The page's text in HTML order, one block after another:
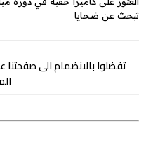
تبحث عن ضحايا
تفضلوا بالانضمام الى صفحتنا